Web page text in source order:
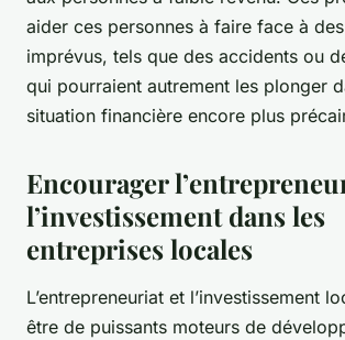
aider ces personnes à faire face à
imprévus, tels que des accidents ou
qui pourraient autrement les plonger
situation financière encore plus
Encourager
l’investissement dans les
entreprises locales
L’entrepreneuriat et l’investissement
être de puissants moteurs de